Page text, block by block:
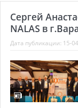
Сергей
NALAS в
Дата публикации: 15-